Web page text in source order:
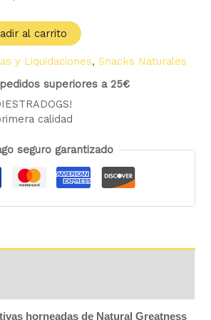
al carrito
y Liquidaciones,Snacks Naturales
superiores a 25€
calidad
seguro garantizado
horneadas de Natural Greatness